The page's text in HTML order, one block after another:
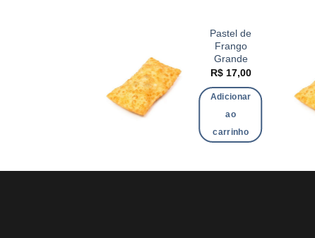
Pastel de
Frango
Grande
R$17,00
Adicionar
ao
carrinho